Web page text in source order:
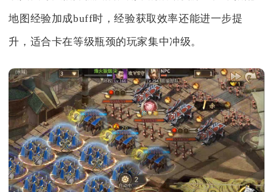
地图经验加成buff时，经验获取效率还能进一步提
升，适合卡在等级瓶颈的玩家集中冲级。